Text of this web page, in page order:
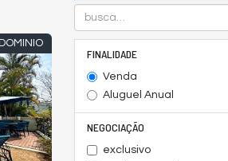
FINALIDADE
Venda
Aluguel Anual
NEGOCIAÇÃO
exclusivo